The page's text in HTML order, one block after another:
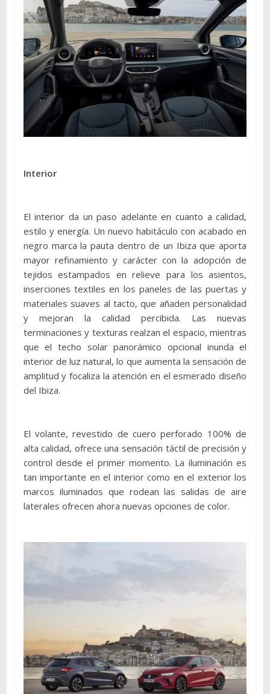
Interior
El interior da un paso adelante en cuanto a calidad,
estilo y energía. Un nuevo habitáculo con acabado en
negro marca la pauta dentro de un Ibiza que aporta
mayor refinamiento y carácter con la adopción de
tejidos estampados en relieve para los asientos,
inserciones textiles en los paneles de las puertas y
materiales suaves al tacto, que añaden personalidad
y mejoran la calidad percibida. Las nuevas
terminaciones y texturas realzan el espacio, mientras
que el techo solar panorámico opcional inunda el
interior de luz natural, lo que aumenta la sensación de
amplitud y focaliza la atención en el esmerado diseño
del Ibiza.
El volante, revestido de cuero perforado 100% de
alta calidad, ofrece una sensación táctil de precisión y
control desde el primer momento. La iluminación es
tan importante en el interior como en el exterior los
marcos iluminados que rodean las salidas de aire
laterales ofrecen ahora nuevas opciones de color.